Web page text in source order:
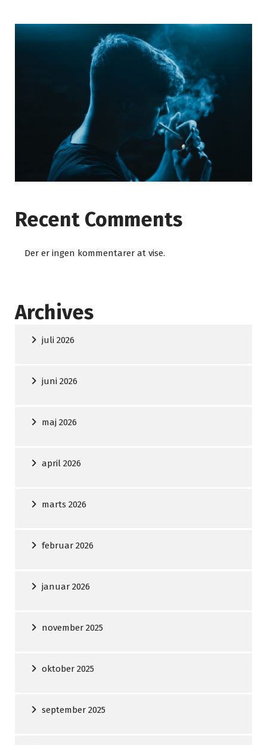
Recent Comments
Der er ingen kommentarer at vise.
Archives
juli 2026
juni 2026
maj 2026
april 2026
marts 2026
februar 2026
januar 2026
november 2025
oktober 2025
september 2025